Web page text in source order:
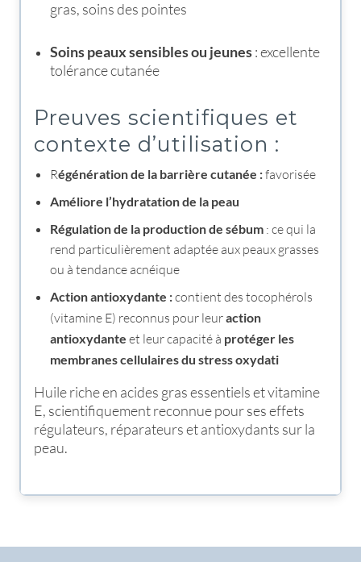
gras, soins des pointes
Soins peaux sensibles ou jeunes: excellente
tolérance cutanée
Preuves scientifiques et
contexte d’utilisation :
Régénération de la barrière cutanée :favorisée
Améliore l’hydratation de la peau
Régulation de la production de sébum : ce qui la
rend particulièrement adaptée aux peaux grasses
ou à tendance acnéique
Action antioxydante :contient des tocophérols
(vitamine E) reconnus pour leuraction
antioxydante et leur capacité à protéger les
membranes cellulaires du stress oxydati
Huile riche en acides gras essentiels et vitamine
E, scientifiquement reconnue pour ses effets
régulateurs, réparateurs et antioxydants sur la
peau.